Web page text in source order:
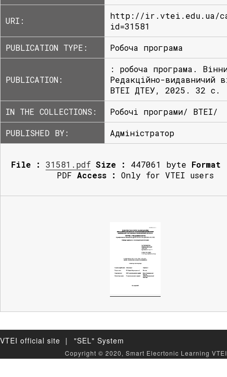
URI:
http://ir.vtei.edu.ua/
id=31581
PUBLICATION TYPE:
Робоча програма
PUBLICATION:
: робоча програма.
Редакційно-видавничий
ВТЕІ ДТЕУ, 2025. 32 с.
IN THE COLLECTIONS:
Робочі програми/ ВТЕІ/
PUBLISHED BY:
Адміністратор
File : 31581.pdf Size : 447061 byte Format
PDF Access : Only for VTEI users
VTEI official site | "SEL" System
Copyright © 2020, Smart Elecrtonic Learning VTEI